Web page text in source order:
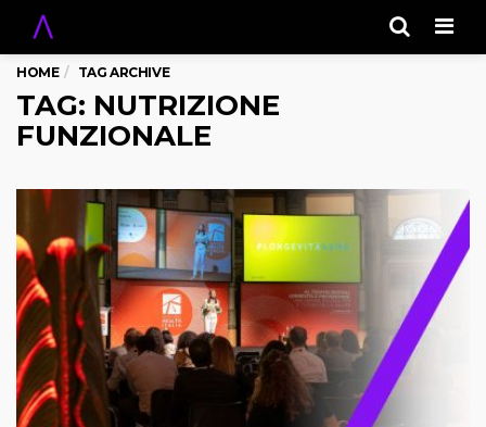
HOME TAG ARCHIVE
TAG: NUTRIZIONE
FUNZIONALE